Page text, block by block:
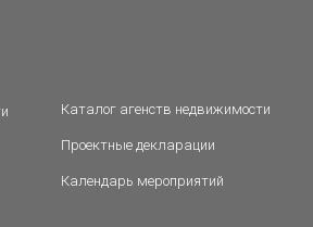
Каталог агенств недвижимости
Проектные декларации
Календарь мероприятий